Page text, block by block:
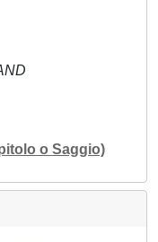
o Saggio)